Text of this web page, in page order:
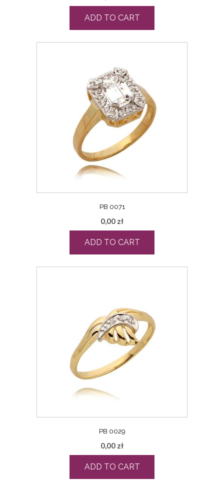
ADD TO CART
PB 0071
0,00 zł
ADD TO CART
PB 0029
0,00 zł
ADD TO CART